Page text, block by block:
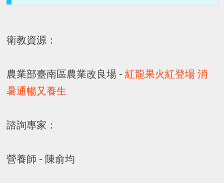
衛教資源：
農業部臺南區農業改良場 -紅龍果火紅登場 消
暑通暢又養生
諮詢專家：
營養師 - 陳俞均